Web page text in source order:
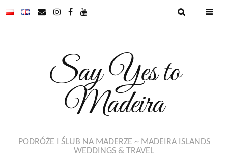
Say Yes to
Madeira
PODRÓŻE I ŚLUB NA MADERZE ~ MADEIRA ISLANDS
WEDDINGS & TRAVEL